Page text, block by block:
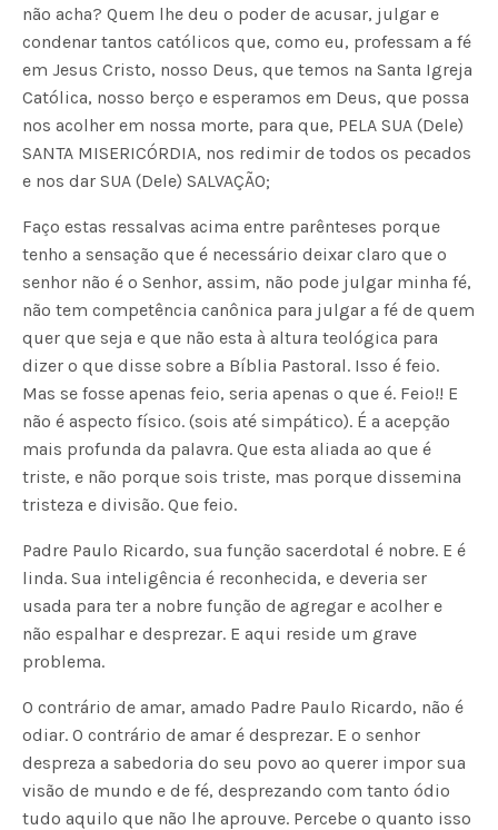
não acha? Quem lhe deu o poder de acusar, julgar e
condenar tantos católicos que, como eu, professam a fé
em Jesus Cristo, nosso Deus, que temos na Santa Igreja
Católica, nosso berço e esperamos em Deus, que possa
nos acolher em nossa morte, para que, PELA SUA (Dele)
SANTA MISERICÓRDIA, nos redimir de todos os pecados
e nos dar SUA (Dele) SALVAÇÃO;
Faço estas ressalvas acima entre parênteses porque
tenho a sensação que é necessário deixar claro que o
senhor não é o Senhor, assim, não pode julgar minha fé,
não tem competência canônica para julgar a fé de quem
quer que seja e que não esta à altura teológica para
dizer o que disse sobre a Bíblia Pastoral. Isso é feio.
Mas se fosse apenas feio, seria apenas o que é. Feio!! E
não é aspecto físico. (sois até simpático). É a acepção
mais profunda da palavra. Que esta aliada ao que é
triste, e não porque sois triste, mas porque dissemina
tristeza e divisão. Que feio.
Padre Paulo Ricardo, sua função sacerdotal é nobre. E é
linda. Sua inteligência é reconhecida, e deveria ser
usada para ter a nobre função de agregar e acolher e
não espalhar e desprezar. E aqui reside um grave
problema.
O contrário de amar, amado Padre Paulo Ricardo, não é
odiar. O contrário de amar é desprezar. E o senhor
despreza a sabedoria do seu povo ao querer impor sua
visão de mundo e de fé, desprezando com tanto ódio
tudo aquilo que não lhe aprouve. Percebe o quanto isso